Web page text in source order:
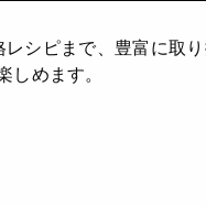
シピまで、豊富に取
めます。